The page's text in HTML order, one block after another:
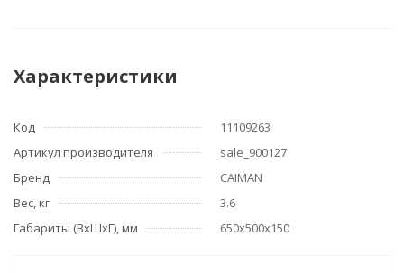
Характеристики
Код
11109263
Артикул производителя
sale_900127
Бренд
CAIMAN
Вес, кг
3.6
Габариты (ВхШхГ), мм
650х500х150